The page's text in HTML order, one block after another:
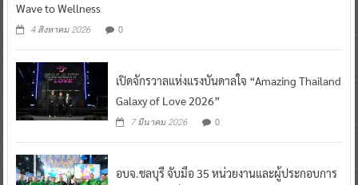
Wave to Wellness
4 สิงหาคม 2026 0
เปิดจักรวาลแห่งแรงบันดาลใจ “Amazing Thailand
Galaxy of Love 2026”
7 มีนาคม 2026 0
อบจ.ชลบุรี จับมือ 35 หน่วยงานและผู้ประกอบการ